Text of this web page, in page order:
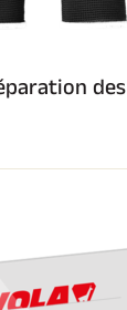
des